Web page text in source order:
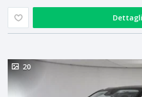
Dettagli
20